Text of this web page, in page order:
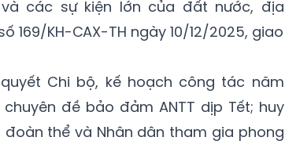
và các sự kiện lớn của đất nước, địa
169/KH-CAX-TH ngày 10/12/2025, giao
Chi bộ, kế hoạch công tác năm
đề bảo đảm ANTT dịp Tết; huy
thể và Nhân dân tham gia phong